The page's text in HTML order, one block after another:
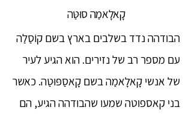
קָאלָאמַה סוּטַּה
הבודהה נדד בשלבים בארץ בשם קוֹסַלַה
עם מספר רב של נזירים. הוא הגיע לעיר
של אנשי קָאלָאמַה בשם קָאסַפּוּטַה. כאשר
בני קאספוטה שמעו שהבודהה הגיע, הם